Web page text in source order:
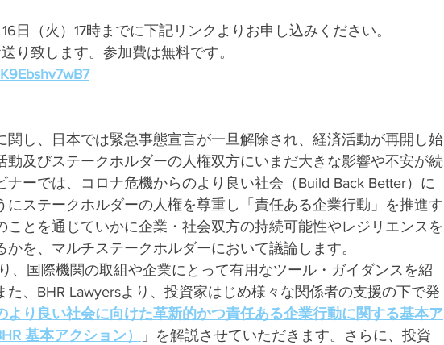
日（火）17時までに下記リンクよりお申し込みください。
り致します。参加費は無料です。
し、日本では緊急事態宣言が一旦解除され、経済活動が再開し始
動及びステークホルダーの人権双方にいまだ大きな影響や不安が続
ナーでは、コロナ危機からのより良い社会（Build Back Better）に
にステークホルダーの人権を尊重し「責任ある企業行動」を推進す
ことを通じていかに企業・社会双方の持続可能性やレジリエンスを
を、マルチステークホルダーにおいて議論します。
、国際機関の取組や企業にとって有用なツール・ガイダンスを紹
た、BHR Lawyersより、投資家はじめ様々な関係者の支援の下で発
より良い社会に向けた革新的かつ責任ある企業行動に関する基本ア
基本アクション）
」を解説させていただきます。さらに、投資